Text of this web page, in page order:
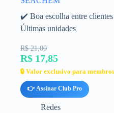
✔️ Boa escolha entre clientes
Últimas unidades
R$ 21,00
R$ 17,85
🔒 Valor exclusivo para membros
👉 Assinar Club Pro
Redes